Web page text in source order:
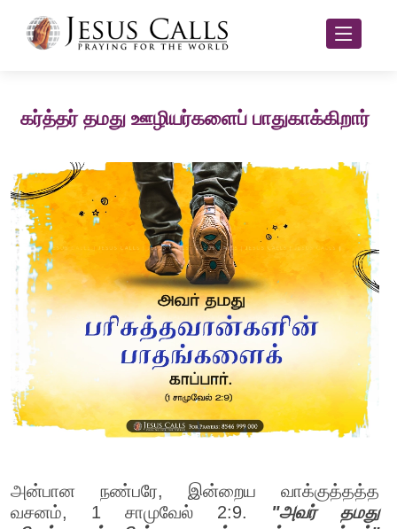
கர்த்தர் தமது ஊழியர்களைப் பாதுகாக்கிறார்
அன்பான நண்பரே, இன்றைய வாக்குத்தத்த
வசனம், 1 சாமுவேல் 2:9. "அவர் தமது